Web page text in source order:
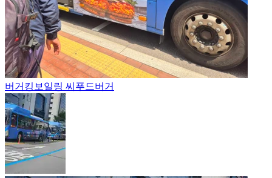
버거킹 보일링 씨푸드버거